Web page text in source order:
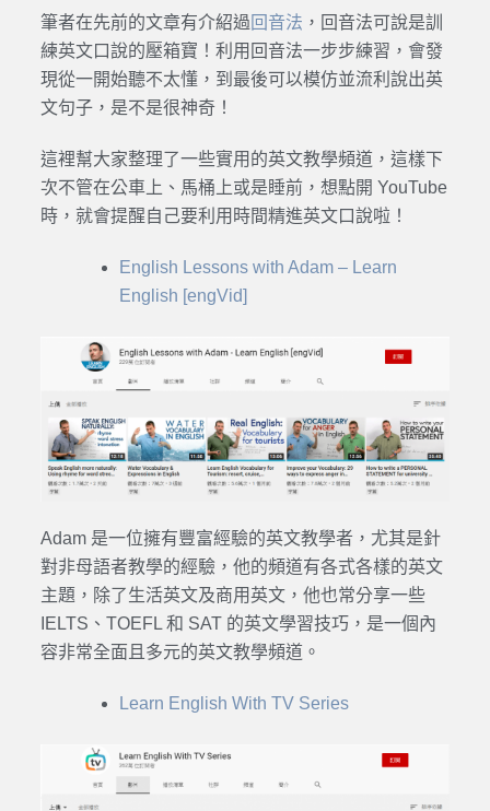
筆者在先前的文章有介紹過 回音法 ，回音法可說是訓
練英文口說的壓箱寶！利用回音法一步步練習，會發
現從一開始聽不太懂，到最後可以模仿並流利說出英
文句子，是不是很神奇！
這裡幫大家整理了一些實用的英文教學頻道，這樣下
次不管在公車上、馬桶上或是睡前，想點開 YouTube
時，就會提醒自己要利用時間精進英文口說啦！
English Lessons with Adam – Learn
English [engVid]
Adam 是一位擁有豐富經驗的英文教學者，尤其是針
對非母語者教學的經驗，他的頻道有各式各樣的英文
主題，除了生活英文及商用英文，他也常分享一些
IELTS、TOEFL 和 SAT 的英文學習技巧，是一個內
容非常全面且多元的英文教學頻道。
Learn English With TV Series